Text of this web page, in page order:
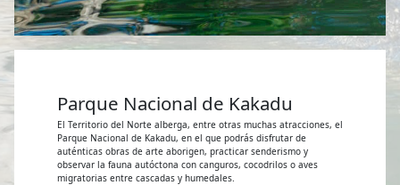
Parque Nacional de Kakadu
El Territorio del Norte alberga, entre otras muchas atracciones, el
Parque Nacional de Kakadu, en el que podrás disfrutar de
auténticas obras de arte aborigen, practicar senderismo y
observar la fauna autóctona con canguros, cocodrilos o aves
migratorias entre cascadas y humedales.